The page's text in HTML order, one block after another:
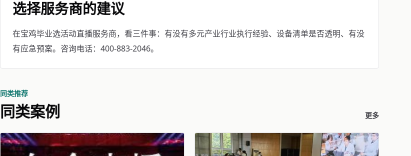
选择服务商的建议
在宝鸡毕业选活动直播服务商，看三件事：有没有多元产业行业执行经验、设备清单是否透明、有没
有应急预案。咨询电话：400-883-2046。
同类推荐
同类案例 更多